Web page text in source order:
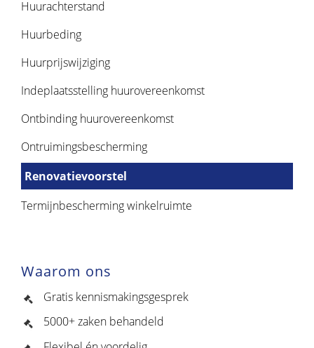
Huurachterstand
Huurbeding
Huurprijswijziging
Indeplaatsstelling huurovereenkomst
Ontbinding huurovereenkomst
Ontruimingsbescherming
Renovatievoorstel
Termijnbescherming winkelruimte
Waarom ons
Gratis kennismakingsgesprek
5000+ zaken behandeld